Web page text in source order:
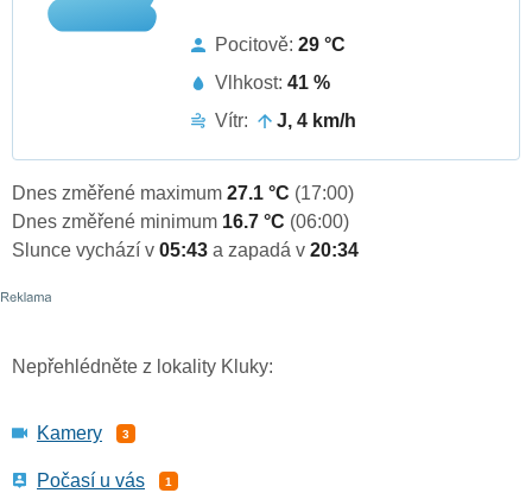
Pocitově: 29 °C
Vlhkost: 41 %
Vítr:
J, 4 km/h
Dnes změřené maximum 27.1 °C (17:00)
Dnes změřené minimum 16.7 °C (06:00)
Slunce vychází v 05:43 a zapadá v 20:34
Nepřehlédněte z lokality Kluky:
Kamery 3
Počasí u vás 1